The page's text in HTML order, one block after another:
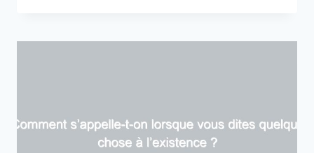
LA
MÊME